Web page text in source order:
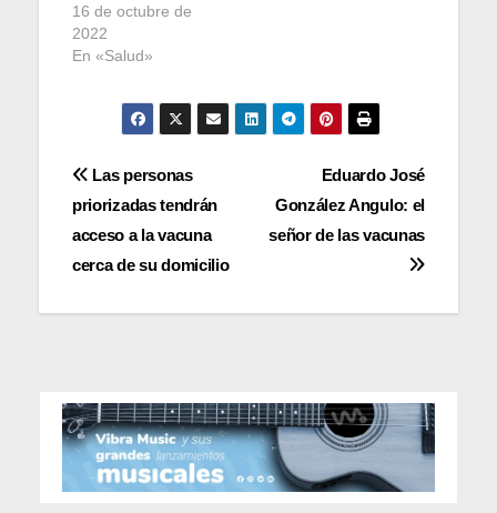
16 de octubre de
2022
En «Salud»
Navegación
de
entradas
Eduardo José
González Angulo: el
señor de las vacunas
Las personas
priorizadas tendrán
acceso a la vacuna
cerca de su domicilio